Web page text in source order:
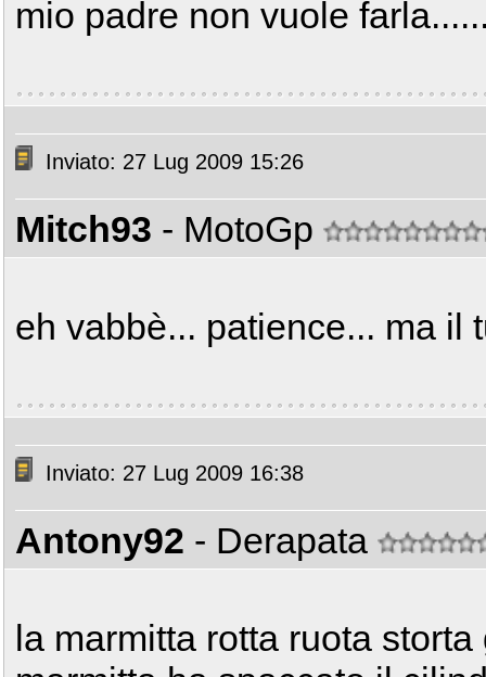
mio padre non vuole
Inviato: 27 Lug 2009 15:26
Mitch93 - MotoGp
eh vabbè... patience... ma il
Inviato: 27 Lug 2009 16:38
Antony92 - Derapata
la marmitta rotta ruota